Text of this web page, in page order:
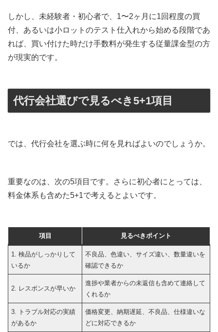
しかし、未経験者・初心者で、1〜2ヶ月に1回程度の買
付、あるいは小ロットのテスト仕入れから始める段階であ
れば、買い付けた時だけ手数料が発生する従量課金型の方
が現実的です。
代行会社選びで見るべき5+1項目
では、代行会社を選ぶ時に何を見ればよいのでしょうか。
重要なのは、次の5項目です。さらに初心者にとっては、
料金体系も含めた5+1で考えるとよいです。
項目 見るべきポイント
1. 検品がしっかりして
いるか
不良品、色違い、サイズ違い、数量違いを
確認できるか
2. レスポンスが早いか
進捗や業者からの未返信も含めて連絡して
くれるか
3. トラブル対応の実績
があるか
価格変更、納期遅延、不良品、仕様違いな
どに対応できるか